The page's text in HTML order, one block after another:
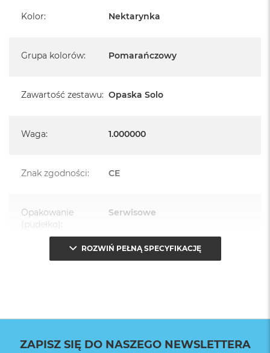
Kolor: Nektarynka
Grupa kolorów: Pomarańczowy
Zawartość zestawu: Opaska Solo
Waga: 1.000000
Znak zgodności: CE
Opakowanie
(pudełko):
Serwisowe
ROZWIŃ PEŁNĄ SPECYFIKACJĘ
ZAPISZ SIĘ DO NASZEGO NEWSLETTERA